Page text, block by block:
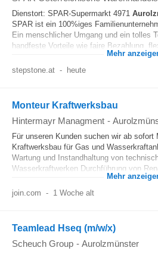
Dienstort: SPAR-Supermarkt 4971
SPAR ist ein 100%iges
Ein menschlicher Umgang und ein tolles
handfeste Vorteile wie faire Bezahlung,
Mehr
stepstone.at - heute
Monteur Kraftwerksbau
Hintermayr Managment -
Für unseren Kunden suchen wir ab sofort
Kraftwerksbau für Gas und
Wartung und Instandhaltung von
Wasserkraftwerken Durchführung von
Mehr
join.com - 1 Woche alt
Teamlead Hseq (m/w/x)
Scheuch Group - Aurolzmünster